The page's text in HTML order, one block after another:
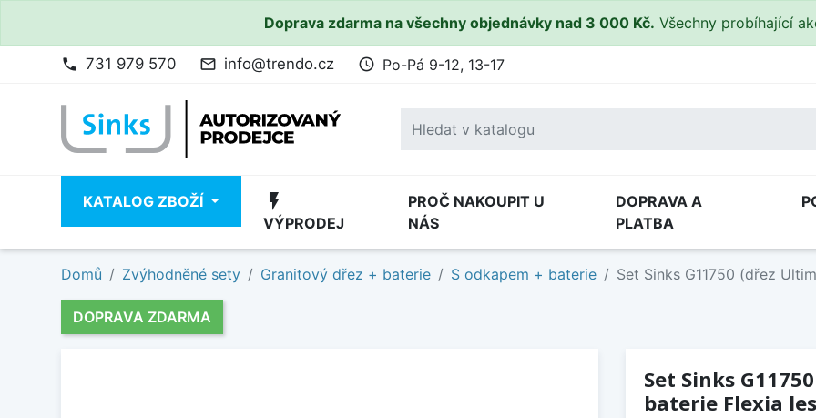
Doprava zdarma na všechny objednávky nad 3 000 Kč. Všechny probíhající
phone 731 979 570 mail_outline info@trendo.cz access_time Po-Pá 9-12, 13-17
KATALOG ZBOŽÍ flash_on
VÝPRODEJ
PROČ NAKOUPIT U
NÁS
DOPRAVA A
PLATBA
Domů Zvýhodněné sety Granitový dřez + baterie S odkapem + baterie Set Sinks G11750 (dřez
DOPRAVA ZDARMA
Set Sinks
baterie Flexia